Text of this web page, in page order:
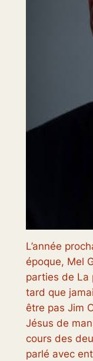
L’année
époque, Mel
parties de La
tard que
être pas Jim
Jésus de
cours des
parlé avec